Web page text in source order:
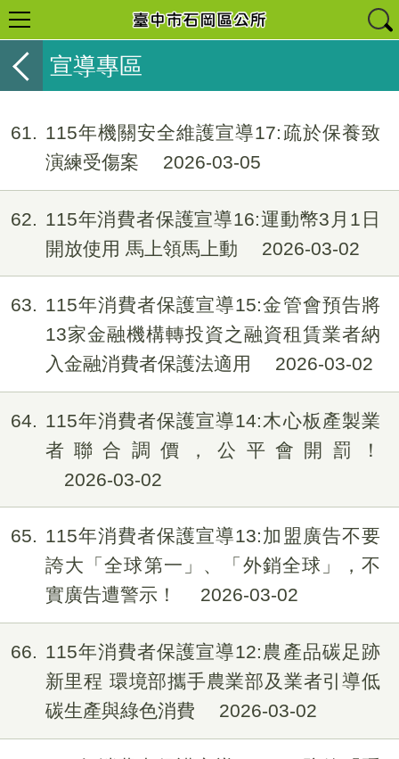
宣導專區
61
115年機關安全維護宣導17:疏於保養致
演練受傷案
2026-03-05
62
115年消費者保護宣導16:運動幣3月1日
開放使用 馬上領馬上動
2026-03-02
63
115年消費者保護宣導15:金管會預告將
13家金融機構轉投資之融資租賃業者納
入金融消費者保護法適用
2026-03-02
64
115年消費者保護宣導14:木心板產製業
者聯合調價，公平會開罰！
2026-03-02
65
115年消費者保護宣導13:加盟廣告不要
誇大「全球第一」、「外銷全球」，不
實廣告遭警示！
2026-03-02
66
115年消費者保護宣導12:農產品碳足跡
新里程 環境部攜手農業部及業者引導低
碳生產與綠色消費
2026-03-02